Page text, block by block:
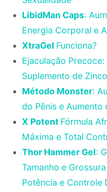
LibidMan Caps:
Energia Corporal e
XtraGel Funciona?
Ejaculação
Suplemento de Zinco
Método Monster:
do Pênis e Aumento
X Potent Fórmula
Máxima e Total
Thor Hammer Gel:
Tamanho e
Potência e Controle